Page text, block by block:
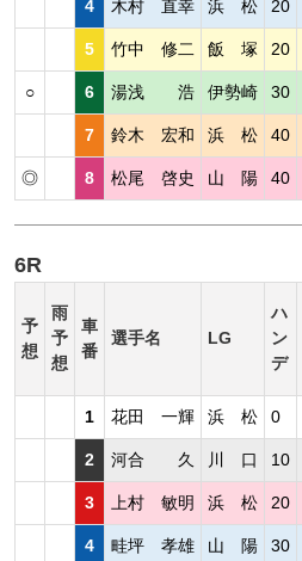
4 木村 直幸 浜 松 20
5 竹中 修二 飯 塚 20
○ 6 湯浅 浩 伊勢崎 30
7 鈴木 宏和 浜 松 40
◎ 8 松尾 啓史 山 陽 40
6R
予
想
雨
予
想
車
番
選手名 LG
ハ
ン
デ
1 花田 一輝 浜 松 0
2 河合 久 川 口 10
3 上村 敏明 浜 松 20
4 畦坪 孝雄 山 陽 30